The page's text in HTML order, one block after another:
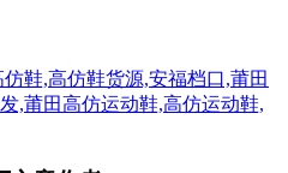
鞋,高仿鞋货源,安福档口,莆田
,莆田高仿运动鞋,高仿运动鞋,